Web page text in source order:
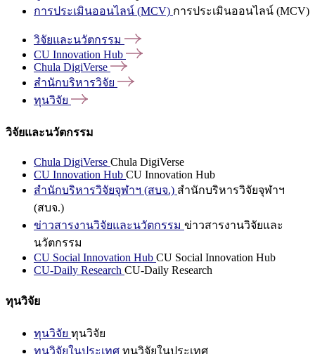
การประเมินออนไลน์ (MCV) การประเมินออนไลน์ (MCV)
วิจัยและนวัตกรรม
CU Innovation Hub
Chula DigiVerse
สำนักบริหารวิจัย
ทุนวิจัย
วิจัยและนวัตกรรม
Chula DigiVerse Chula DigiVerse
CU Innovation Hub CU Innovation Hub
สำนักบริหารวิจัยจุฬาฯ (สบจ.) สำนักบริหารวิจัยจุฬาฯ
(สบจ.)
ข่าวสารงานวิจัยและนวัตกรรม ข่าวสารงานวิจัยและ
นวัตกรรม
CU Social Innovation Hub CU Social Innovation Hub
CU-Daily Research CU-Daily Research
ทุนวิจัย
ทุนวิจัย ทุนวิจัย
ทุนวิจัยในประเทศ ทุนวิจัยในประเทศ